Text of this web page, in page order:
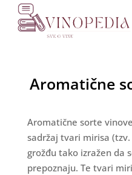
Aromatične
Aromatične sorte
sadržaj tvari mirisa
grožđu tako izražen da
prepoznaju. Te tvari